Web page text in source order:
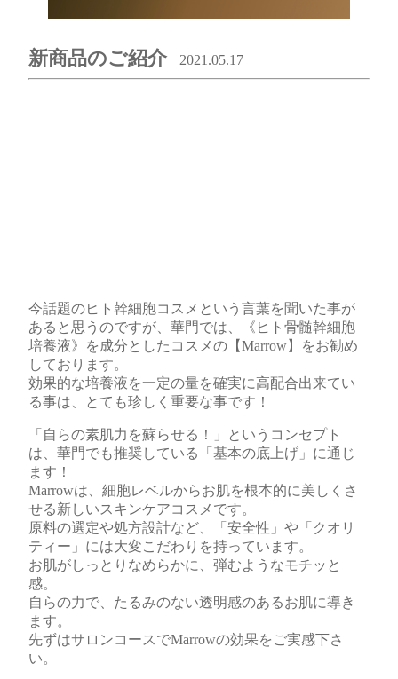
新商品のご紹介 2021.05.17
今話題のヒト幹細胞コスメという言葉を聞いた事が
あると思うのですが、華門では、《ヒト骨髄幹細胞
培養液》を成分としたコスメの【Marrow】をお勧め
しております。
効果的な培養液を一定の量を確実に高配合出来てい
る事は、とても珍しく重要な事です！
「自らの素肌力を蘇らせる！」というコンセプト
は、華門でも推奨している「基本の底上げ」に通じ
ます！
Marrowは、細胞レベルからお肌を根本的に美しくさ
せる新しいスキンケアコスメです。
原料の選定や処方設計など、「安全性」や「クオリ
ティー」には大変こだわりを持っています。
お肌がしっとりなめらかに、弾むようなモチッと
感。
自らの力で、たるみのない透明感のあるお肌に導き
ます。
先ずはサロンコースでMarrowの効果をご実感下さ
い。